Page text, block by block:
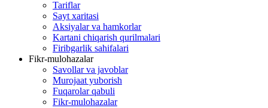
Tariflar
Sayt xaritasi
Aksiyalar va hamkorlar
Kartani chiqarish qurilmalari
Firibgarlik sahifalari
Fikr-mulohazalar
Savollar va javoblar
Murojaat yuborish
Fuqarolar qabuli
Fikr-mulohazalar